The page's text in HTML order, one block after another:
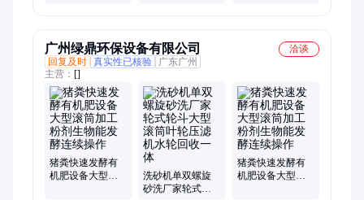
广州绿鼎环保设备有限公司
洽谈
回复及时 真实性已核验
广东广州
主营： []
猪粪快速发酵有
机肥设备大型滚
洗砂机单双螺旋
砂洗厂家轮式轮
猪粪快速发酵有
机肥设备大型滚